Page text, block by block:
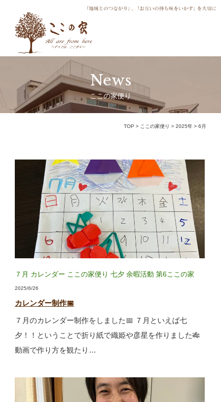
News
ここの家便り
TOP > ここの家便り >2025年 >6月
７月 カレンダー ここの家便り 七夕 余暇活動 第6ここの家
2025/6/26
カレンダー制作📅
７月のカレンダー制作をしました📅 ７月といえば七
夕！！ということで折り紙で織姫や彦星を作りました🎋
動画で作り方を観たり…